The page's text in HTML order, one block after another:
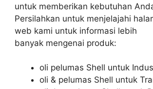
untuk memberikan kebutuhan
Persilahkan untuk menjelajahi
web kami untuk informasi lebih
banyak mengenai produk:
oli pelumas Shell untuk
oli & pelumas Shell untuk